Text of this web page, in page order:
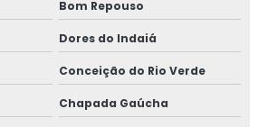
Bom Repouso
Dores do Indaiá
Conceição do Rio Verde
Chapada Gaúcha